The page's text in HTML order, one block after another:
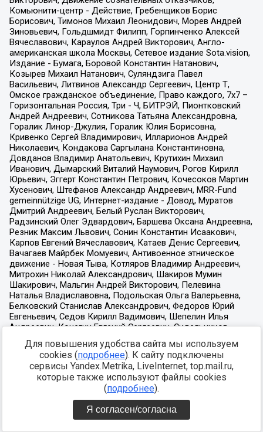
Для повышения удобства сайта мы используем
cookies (подробнее). К сайту подключены
сервисы Yandex.Metrika, LiveInternet, top.mail.ru,
которые также используют файлы cookies
(подробнее).
Я согласен/согласна